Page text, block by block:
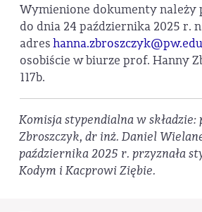
Wymienione dokumenty należy
do dnia 24 października 2025 r.
adres
osobiście w biurze prof. Hanny
117b.
Komisja stypendialna w składzie:
Zbroszczyk, dr inż. Daniel
października 2025 r. przyznała
Kodym i Kacprowi Ziębie.